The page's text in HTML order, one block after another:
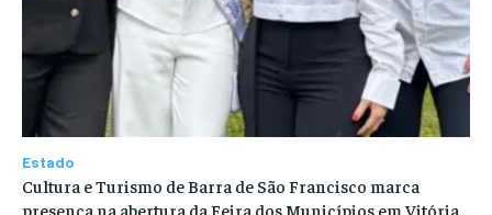
Estado
Cultura e Turismo de Barra de São Francisco marca
presença na abertura da Feira dos Municípios em Vitória